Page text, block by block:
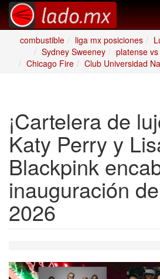
combustible
liga mx posiciones
Sydney Sweeney
platense
Chicago Fire
Club Universidad
¡Cartelera de
Katy Perry y
Blackpink
inauguración
2026